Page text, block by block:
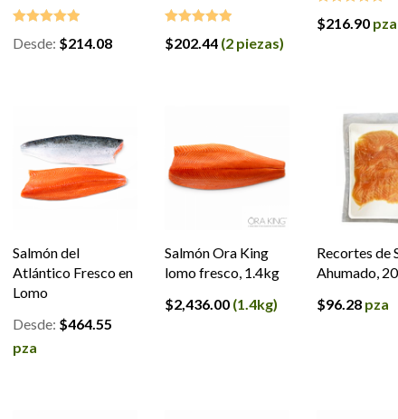
Valorado en
Desde: $214.08
Valorado en
$202.44 (2 piezas)
Valorado en
$216.90 pza
Salmón del
Atlántico Fresco en
Lomo
Desde: $464.55
pza
Salmón Ora King
lomo fresco, 1.4kg
$2,436.00 (1.4kg)
Recortes de
Ahumado,
$96.28 pza